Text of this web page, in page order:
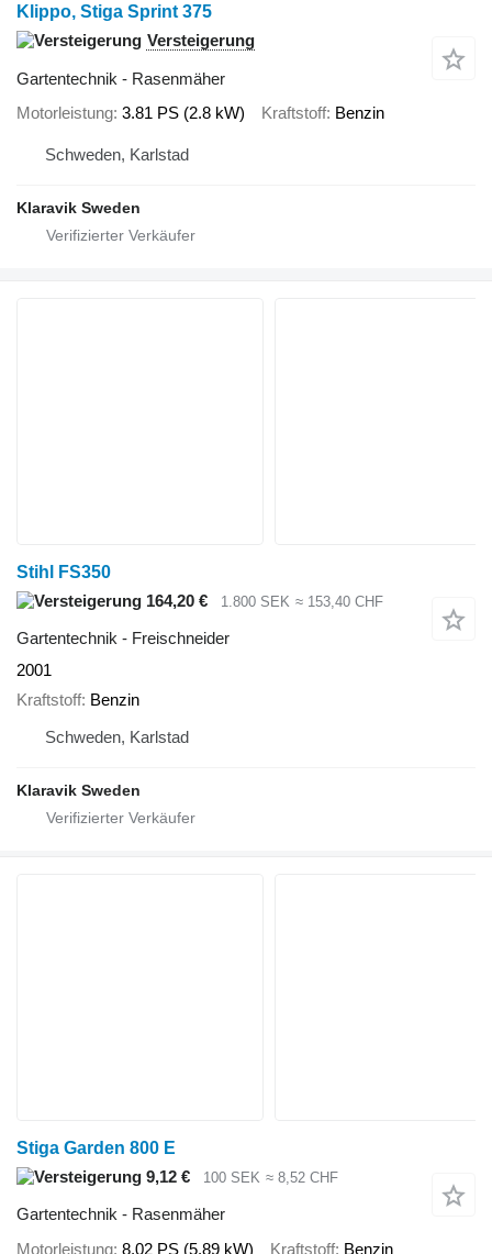
Klippo, Stiga Sprint 375
Versteigerung
Gartentechnik - Rasenmäher
Motorleistung 3.81 PS (2.8 kW) Kraftstoff Benzin
Schweden, Karlstad
Klaravik Sweden
Stihl FS350
164,20 €
1.800 SEK ≈ 153,40 CHF
Gartentechnik - Freischneider
2001
Kraftstoff Benzin
Schweden, Karlstad
Klaravik Sweden
Stiga Garden 800 E
9,12 €
100 SEK ≈ 8,52 CHF
Gartentechnik - Rasenmäher
Motorleistung 8.02 PS (5.89 kW) Kraftstoff Benzin